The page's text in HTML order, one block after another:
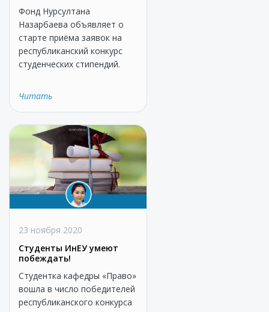
Фонд Нурсултана
Назарбаева объявляет о
старте приёма заявок на
республиканский конкурс
студенческих стипендий.
Читать
23 ноября 2020
Студенты ИнЕУ умеют
побеждать!
Студентка кафедры «Право»
вошла в число победителей
республиканского конкурса